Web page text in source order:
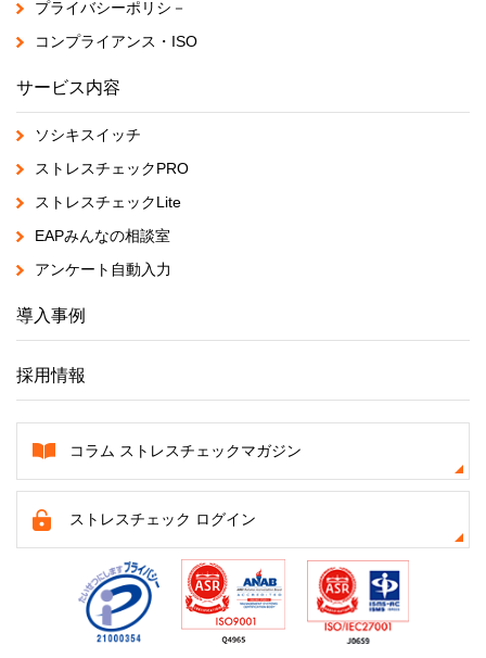
プライバシーポリシ－
コンプライアンス・ISO
サービス内容
ソシキスイッチ
ストレスチェックPRO
ストレスチェックLite
EAPみんなの相談室
アンケート自動入力
導入事例
採用情報
コラム ストレスチェックマガジン
ストレスチェック ログイン